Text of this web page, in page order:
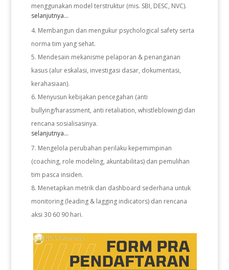
menggunakan model terstruktur (mis. SBI, DESC, NVC).
selanjutnya...
Membangun dan mengukur psychological safety serta
norma tim yang sehat.
Mendesain mekanisme pelaporan & penanganan
kasus (alur eskalasi, investigasi dasar, dokumentasi,
kerahasiaan).
Menyusun kebijakan pencegahan (anti
bullying/harassment, anti retaliation, whistleblowing) dan
rencana sosialisasinya.
selanjutnya...
Mengelola perubahan perilaku kepemimpinan
(coaching, role modeling, akuntabilitas) dan pemulihan
tim pasca insiden.
Menetapkan metrik dan dashboard sederhana untuk
monitoring (leading & lagging indicators) dan rencana
aksi 30 60 90 hari.